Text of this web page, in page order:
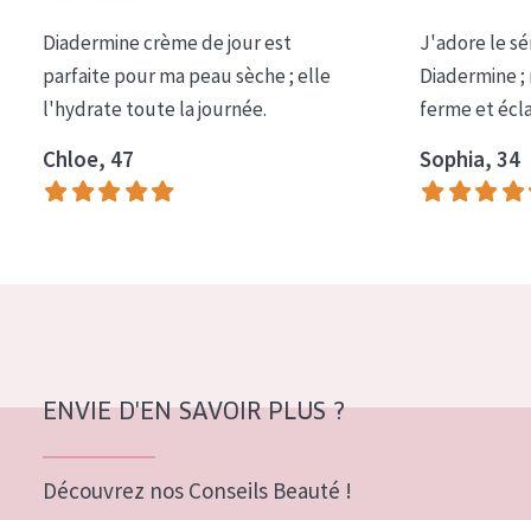
Crème pour les Yeux
Sérum
COLLECTION
Peau normale à sèche
Diadermine crème de jour est
parfaite pour ma peau sèche ; elle
l'hydrate toute la journée.
Chloe, 47
J'adore le
Diadermine
ferme et
Sophia, 34
ENVIE D'EN SAVOIR PLUS ?
Découvrez nos Conseils Beauté !